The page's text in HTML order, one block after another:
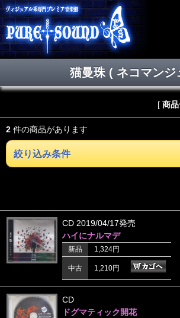
猫曼珠 ( ネコマンジ
[ 商
2 件の商品があります
絞り込み条件
CD 2019/04/17発売
ハイにナルマデ
新品 1,324円
中古 1,210円
CD
ドグマティック開花